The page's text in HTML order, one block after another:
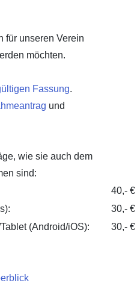
für unseren Verein
möchten.
Fassung.
und
wie sie auch dem
sind:
40,- €
30,- €
(Android/iOS):
30,- €